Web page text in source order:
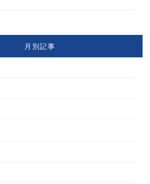
月別記事